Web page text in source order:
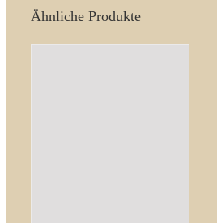
Ähnliche Produkte